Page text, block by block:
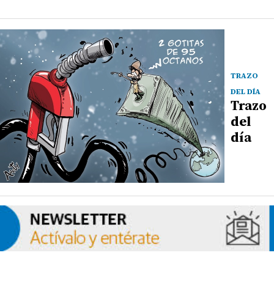
TRAZO
DEL DÍA
Trazo
del
día